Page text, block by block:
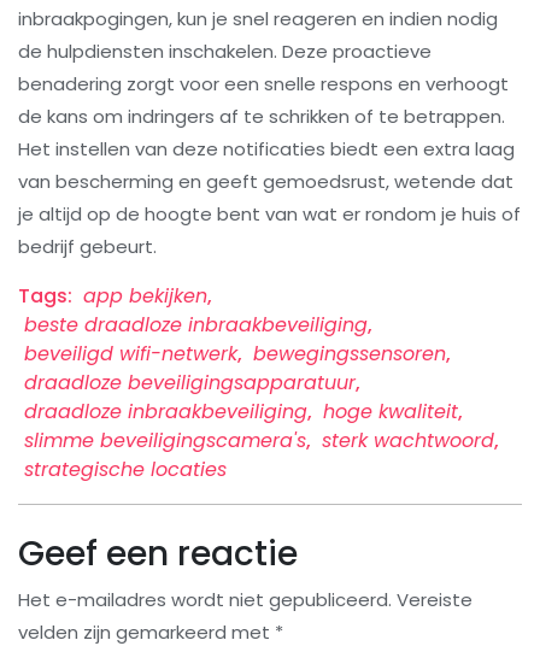
inbraakpogingen, kun je snel reageren en indien nodig
de hulpdiensten inschakelen. Deze proactieve
benadering zorgt voor een snelle respons en verhoogt
de kans om indringers af te schrikken of te betrappen.
Het instellen van deze notificaties biedt een extra laag
van bescherming en geeft gemoedsrust, wetende dat
je altijd op de hoogte bent van wat er rondom je huis of
bedrijf gebeurt.
Tags: app bekijken,
beste draadloze inbraakbeveiliging,
beveiligd wifi-netwerk, bewegingssensoren,
draadloze beveiligingsapparatuur,
draadloze inbraakbeveiliging, hoge kwaliteit,
slimme beveiligingscamera's, sterk wachtwoord,
strategische locaties
Geef een reactie
Het e-mailadres wordt niet gepubliceerd. Vereiste
velden zijn gemarkeerd met *